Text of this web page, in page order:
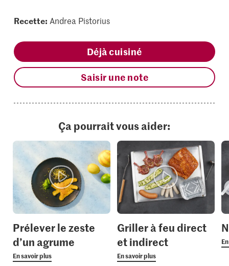
Recette: Andrea Pistorius
Déjà cuisiné
Saisir une note
Ça pourrait vous aider:
Prélever le zeste
d’un agrume
En savoir plus
Griller à feu direct
et indirect
En savoir plus